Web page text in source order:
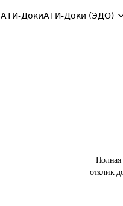
АТИ-ДокиАТИ-Доки (ЭДО)
Полная
отклик